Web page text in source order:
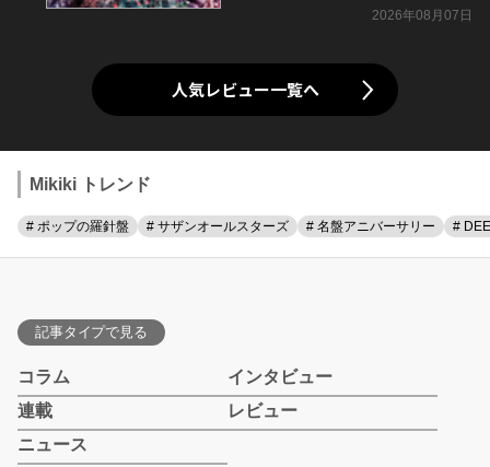
2026年08月07日
人気レビュー一覧へ
Mikiki トレンド
# ポップの羅針盤 # サザンオールスターズ # 名盤アニバーサリー #
記事タイプで見る
コラム
インタビュー
連載
レビュー
ニュース